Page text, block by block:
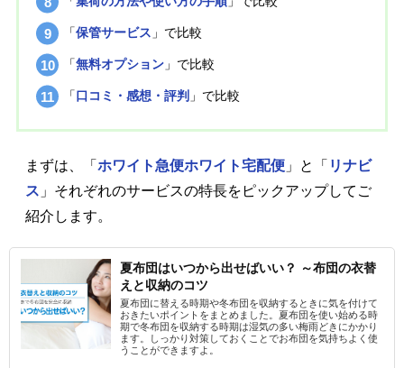
「保管サービス 」で比較
「無料オプション 」で比較
「口コミ・感想・評判 」で比較
まずは、「 ホワイト急便ホワイト宅配便 」と「 リナビ
ス 」それぞれのサービスの特長をピックアップしてご
紹介します。
夏布団はいつから出せばいい？ ～布団の衣替
えと収納のコツ
夏布団に替える時期や冬布団を収納するときに気を付けて
おきたいポイントをまとめました。夏布団を使い始める時
期で冬布団を収納する時期は湿気の多い梅雨どきにかかり
ます。しっかり対策しておくことでお布団を気持ちよく使
うことができますよ。